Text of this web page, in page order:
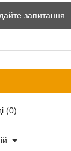
запитання
(0)